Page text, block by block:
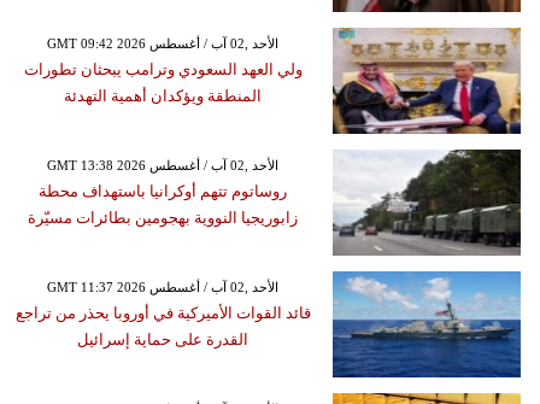
GMT 09:42 2026 الأحد ,02 آب / أغسطس
ولي العهد السعودي وترامب يبحثان تطورات
المنطقة ويؤكدان أهمية التهدئة
GMT 13:38 2026 الأحد ,02 آب / أغسطس
روساتوم تتهم أوكرانيا باستهداف محطة
زابوريجيا النووية بهجومين بطائرات مسيّرة
GMT 11:37 2026 الأحد ,02 آب / أغسطس
قائد القوات الأميركية في أوروبا يحذر من تراجع
القدرة على حماية إسرائيل